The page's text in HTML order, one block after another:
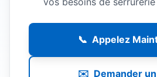
📞 Appelez
✉️ Demander